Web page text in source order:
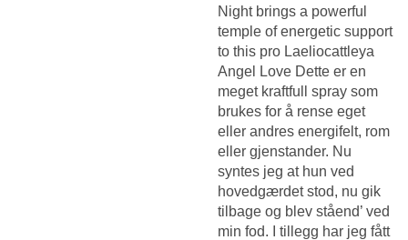
Night brings a powerful
temple of energetic support
to this pro Laeliocattleya
Angel Love Dette er en
meget kraftfull spray som
brukes for å rense eget
eller andres energifelt, rom
eller gjenstander. Nu
syntes jeg at hun ved
hovedgærdet stod, nu gik
tilbage og blev ståend’ ved
min fod. I tillegg har jeg fått